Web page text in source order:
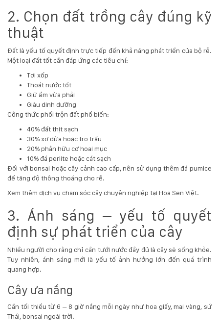
Chí
-
Quý
-
Nẵng
2. Chọn đất trồng cây đúng kỹ
thuật
Đất là yếu tố quyết định trực tiếp đến khả năng phát triển của bộ rễ.
Một loại đất tốt cần đáp ứng các tiêu chí:
Tơi xốp
Thoát nước tốt
Giữ ẩm vừa phải
Giàu dinh dưỡng
Công thức phối trộn đất phổ biến:
40% đất thịt sạch
30% xơ dừa hoặc tro trấu
20% phân hữu cơ hoai mục
10% đá perlite hoặc cát sạch
Đối với bonsai hoặc cây cảnh cao cấp, nên sử dụng thêm đá pumice
để tăng độ thông thoáng cho rễ.
Xem thêm dịch vụ chăm sóc cây chuyên nghiệp tại Hoa Sen Việt.
3. Ánh sáng – yếu tố quyết
định sự phát triển của cây
Nhiều người cho rằng chỉ cần tưới nước đầy đủ là cây sẽ sống khỏe.
Tuy nhiên, ánh sáng mới là yếu tố ảnh hưởng lớn đến quá trình
quang hợp.
Cây ưa nắng
Cần tối thiểu từ 6 – 8 giờ nắng mỗi ngày như hoa giấy, mai vàng, sứ
Thái, bonsai ngoài trời.